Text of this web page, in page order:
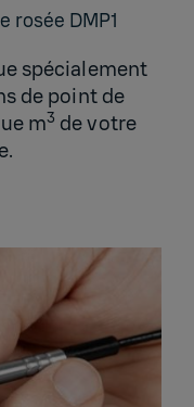
rosée DMP1
spécialement
de point de
m3 de votre